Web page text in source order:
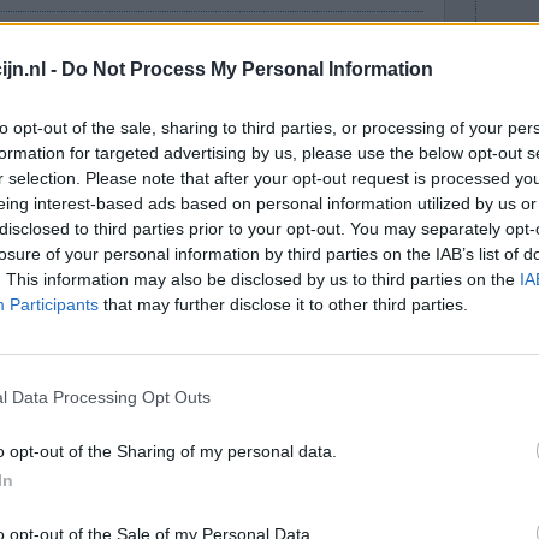
- Do Not Process My Personal Information
opt-out of the sale, sharing to third parties, or processing of your
for targeted advertising by us, please use the below opt-out
selection. Please note that after your opt-out request is processed
interest-based ads based on personal information utilized by us
to third parties prior to your opt-out. You may separately
of your personal information by third parties on the IAB’s list of
This information may also be disclosed by us to third parties on the
Participants that may further disclose it to other third parties.
Data Processing Opt Outs
opt-out of the Sharing of my personal data.
opt-out of the Sale of my Personal Data.
Hoeveelheid bijwerkingen
er in
veel grote blauwe plekken ook een oorzaak
door reuma. Dit is maar tijdelijk totdat de
0 reacties
Hoeveelheid bijwerkingen
na 3 nog